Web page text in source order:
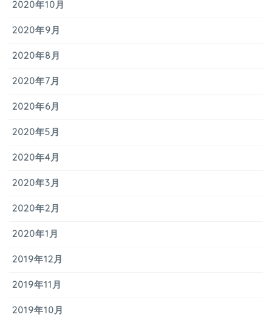
2020年10月
2020年9月
2020年8月
2020年7月
2020年6月
2020年5月
2020年4月
2020年3月
2020年2月
2020年1月
2019年12月
2019年11月
2019年10月